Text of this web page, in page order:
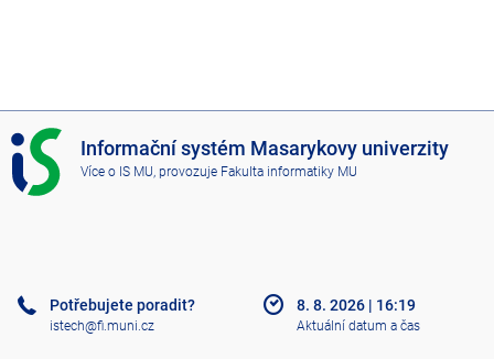
I
S
M
Informační systém Masarykovy univerzity
Více o IS MU, provozuje Fakulta informatiky MU
Potřebujete poradit?
istech@fi.muni.cz
8. 8. 2026 | 16:19
Aktuální datum a čas